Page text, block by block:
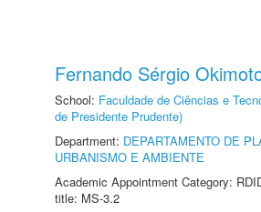
Fernando Sérgio
School: Faculdade de Ciências e
de Presidente Prudente)
Department: DEPARTAMENTO DE
URBANISMO E AMBIENTE
Academic Appointment Category:
title: MS-3.2